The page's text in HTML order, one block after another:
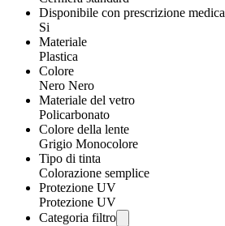
Disponibile con prescrizione medica
Si
Materiale
Plastica
Colore
Nero Nero
Materiale del vetro
Policarbonato
Colore della lente
Grigio Monocolore
Tipo di tinta
Colorazione semplice
Protezione UV
Protezione UV
Categoria filtro